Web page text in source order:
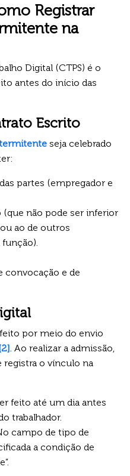
Registrar
na
Digital (CTPS) é o
antes do início das
Escrito
seja celebrado
partes (empregador e
(que não pode ser inferior
ao de outros
convocação e de
por meio do envio
. Ao realizar a admissão,
o vínculo na
feito até um dia antes
trabalhador.
campo de tipo de
a condição de